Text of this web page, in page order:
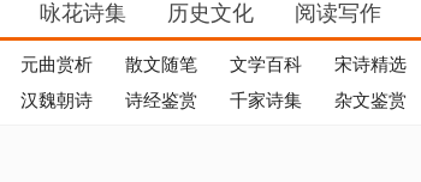
咏花诗集 历史文化 阅读写作
元曲赏析 散文随笔 文学百科 宋诗精选
汉魏朝诗 诗经鉴赏 千家诗集 杂文鉴赏